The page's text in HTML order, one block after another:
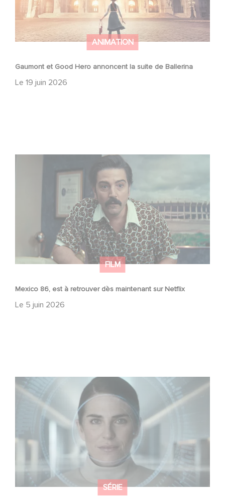
ANIMATION
Gaumont et Good Hero annoncent la suite de Ballerina
Le 19 juin 2026
FILM
Mexico 86, est à retrouver dès maintenant sur Netflix
Le 5 juin 2026
Mexico 86, est à retrouver dès maintenant sur Netflix
SÉRIE
La nouvelle production Gaumont USA : « Futuro Desierto